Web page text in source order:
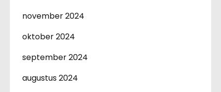
november 2024
oktober 2024
september 2024
augustus 2024